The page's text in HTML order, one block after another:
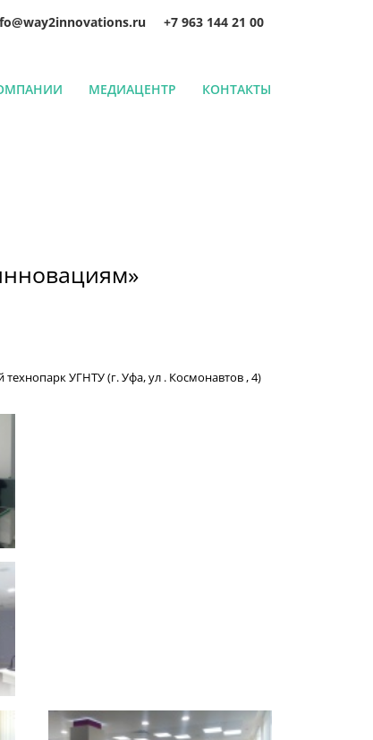
+7 963 144 21 00
МЕДИАЦЕНТР КОНТАКТЫ
УГНТУ (г. Уфа, ул . Космонавтов , 4)